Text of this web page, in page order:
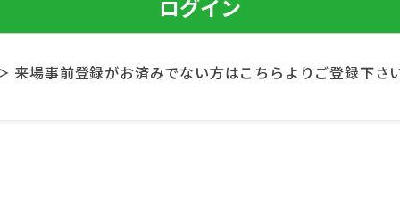
来場事前登録がお済みでない方はこちらよりご登録下さ